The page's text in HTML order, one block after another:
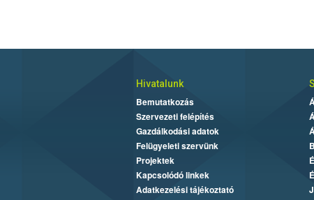
Hivatalunk
Bemutatkozás
Szervezeti felépítés
Gazdálkodási adatok
Felügyeleti szervünk
Projektek
Kapcsolódó linkek
Adatkezelési tájékoztató